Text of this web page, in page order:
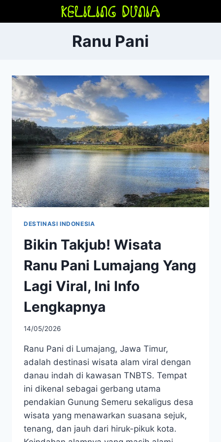
Ranu Pani
DESTINASI INDONESIA
Bikin Takjub! Wisata
Ranu Pani Lumajang Yang
Lagi Viral, Ini Info
Lengkapnya
14/05/2026
Ranu Pani di Lumajang, Jawa Timur,
adalah destinasi wisata alam viral dengan
danau indah di kawasan TNBTS. Tempat
ini dikenal sebagai gerbang utama
pendakian Gunung Semeru sekaligus desa
wisata yang menawarkan suasana sejuk,
tenang, dan jauh dari hiruk-pikuk kota.